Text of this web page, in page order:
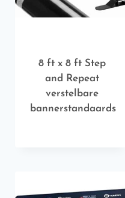
8 ft x 8 ft Step
and Repeat
verstelbare
bannerstandaards